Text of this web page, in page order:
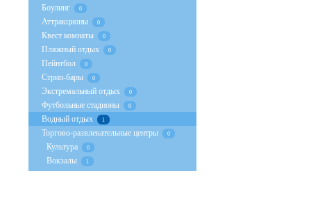
Боулинг 0
Аттракционы 0
Квест комнаты 0
Пляжный отдых 0
Пейнтбол 0
Стрип-бары 0
Экстремальный отдых 0
Футбольные стадионы 0
Водный отдых 1
Торгово-развлекательные центры 0
Культура 0
Вокзалы 1